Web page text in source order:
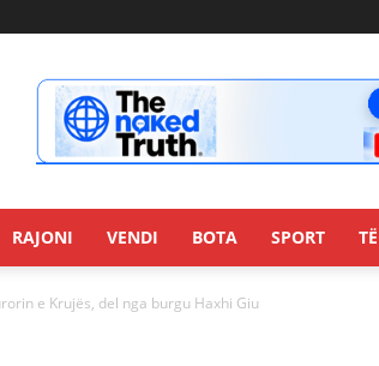
RAJONI VENDI BOTA SPORT
e Krujës, del nga burgu Haxhi Giu